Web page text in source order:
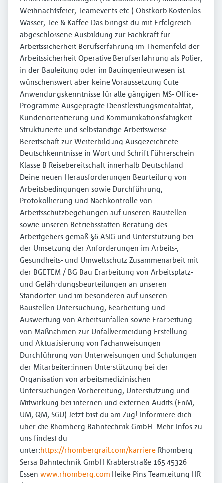
Weihnachtsfeier, Teamevents etc.) Obstkorb Kostenlos
Wasser, Tee & Kaffee Das bringst du mit Erfolgreich
abgeschlossene Ausbildung zur Fachkraft für
Arbeitssicherheit Berufserfahrung im Themenfeld der
Arbeitssicherheit Operative Berufserfahrung als Polier,
in der Bauleitung oder im Bauingenieurwesen ist
wünschenswert aber keine Voraussetzung Gute
Anwendungskenntnisse für alle gängigen MS- Office-
Programme Ausgeprägte Dienstleistungsmentalität,
Kundenorientierung und Kommunikationsfähigkeit
Strukturierte und selbständige Arbeitsweise
Bereitschaft zur Weiterbildung Ausgezeichnete
Deutschkenntnisse in Wort und Schrift Führerschein
Klasse B Reisebereitschaft innerhalb Deutschland
Deine neuen Herausforderungen Beurteilung von
Arbeitsbedingungen sowie Durchführung,
Protokollierung und Nachkontrolle von
Arbeitsschutzbegehungen auf unseren Baustellen
sowie unseren Betriebsstätten Beratung des
Arbeitgebers gemäß §6 ASIG und Unterstützung bei
der Umsetzung der Anforderungen im Arbeits-,
Gesundheits- und Umweltschutz Zusammenarbeit mit
der BGETEM / BG Bau Erarbeitung von Arbeitsplatz-
und Gefährdungsbeurteilungen an unseren
Standorten und im besonderen auf unseren
Baustellen Untersuchung, Bearbeitung und
Auswertung von Arbeitsunfällen sowie Erarbeitung
von Maßnahmen zur Unfallvermeidung Erstellung
und Aktualisierung von Fachanweisungen
Durchführung von Unterweisungen und Schulungen
der Mitarbeiter:innen Unterstützung bei der
Organisation von arbeitsmedizinischen
Untersuchungen Vorbereitung, Unterstützung und
Mitwirkung bei internen und externen Audits (EnM,
UM, QM, SGU) Jetzt bist du am Zug! Informiere dich
über die Rhomberg Bahntechnik GmbH. Mehr Infos zu
uns findest du
unter:https://rhombergrail.com/karriere Rhomberg
Sersa Bahntechnik GmbH Krablerstraße 165 45326
Essen www.rhomberg.com Heike Pins Teamleitung HR